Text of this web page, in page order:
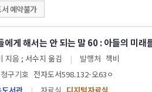
예약불가
에게 해서는 안 되는 말 60 : 아들의 미래
오야노 메구미 지음 ; 서수지 옮김 | 발행처 책비
청구기호 전자도서598.132-오63ㅇ